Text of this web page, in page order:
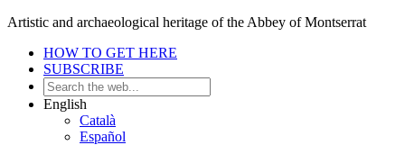
Artistic and archaeological heritage of the Abbey of Montserrat
HOW TO GET HERE
SUBSCRIBE
English
Català
Español